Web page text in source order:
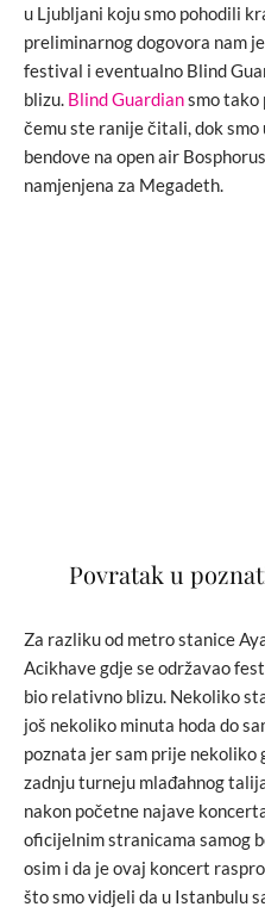
u Ljubljani koju smo pohodili
preliminarnog dogovora nam
festival i eventualno Blind
blizu. Blind Guardiansmo tako
čemu ste ranije čitali, dok
bendove na open air
namjenjena za Megadeth.
Povratak u
Za razliku od metro stanice
Acikhave gdje se održavao
bio relativno blizu. Nekoliko
još nekoliko minuta hoda do
poznata jer sam prije nekoliko
zadnju turneju mlađahnog
nakon početne najave
oficijelnim stranicama samog
osim i da je ovaj koncert
što smo vidjeli da u Istanbulu